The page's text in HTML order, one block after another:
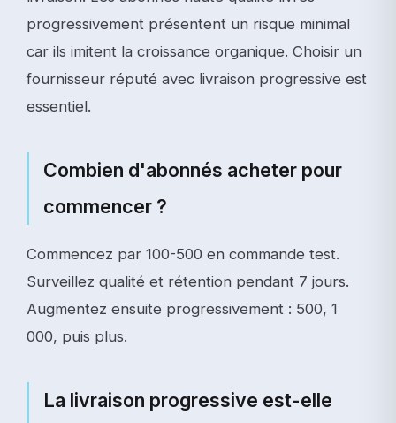
progressivement présentent un risque minimal
car ils imitent la croissance organique. Choisir un
fournisseur réputé avec livraison progressive est
essentiel.
Combien d'abonnés acheter pour
commencer ?
Commencez par 100-500 en commande test.
Surveillez qualité et rétention pendant 7 jours.
Augmentez ensuite progressivement : 500, 1
000, puis plus.
La livraison progressive est-elle